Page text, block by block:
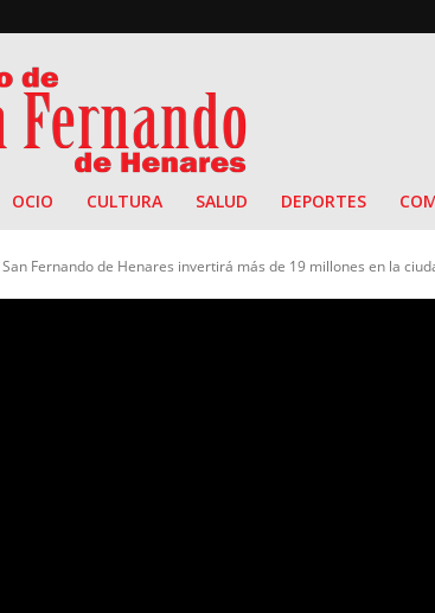
OCIO CULTURA SALUD DEPORTES
San Fernando de Henares invertirá más de 19 millones en la